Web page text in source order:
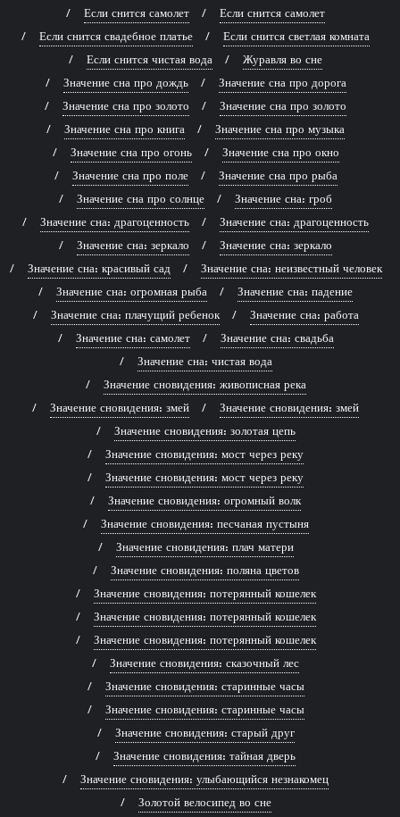
Если снится самолет
Если снится самолет
Если снится свадебное платье
Если снится светлая комната
Если снится чистая вода
Журавля во сне
Значение сна про дождь
Значение сна про дорога
Значение сна про золото
Значение сна про золото
Значение сна про книга
Значение сна про музыка
Значение сна про огонь
Значение сна про окно
Значение сна про поле
Значение сна про рыба
Значение сна про солнце
Значение сна: гроб
Значение сна: драгоценность
Значение сна: драгоценность
Значение сна: зеркало
Значение сна: зеркало
Значение сна: красивый сад
Значение сна: неизвестный человек
Значение сна: огромная рыба
Значение сна: падение
Значение сна: плачущий ребенок
Значение сна: работа
Значение сна: самолет
Значение сна: свадьба
Значение сна: чистая вода
Значение сновидения: живописная река
Значение сновидения: змей
Значение сновидения: змей
Значение сновидения: золотая цепь
Значение сновидения: мост через реку
Значение сновидения: мост через реку
Значение сновидения: огромный волк
Значение сновидения: песчаная пустыня
Значение сновидения: плач матери
Значение сновидения: поляна цветов
Значение сновидения: потерянный кошелек
Значение сновидения: потерянный кошелек
Значение сновидения: потерянный кошелек
Значение сновидения: сказочный лес
Значение сновидения: старинные часы
Значение сновидения: старинные часы
Значение сновидения: старый друг
Значение сновидения: тайная дверь
Значение сновидения: улыбающийся незнакомец
Золотой велосипед во сне